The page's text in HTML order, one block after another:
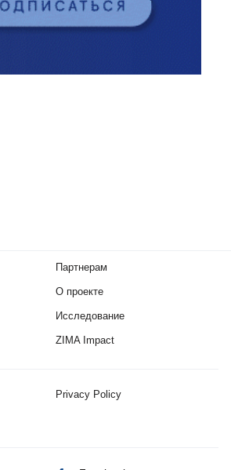
Партнерам
О проекте
Исследование
ZIMA Impact
Privacy Policy